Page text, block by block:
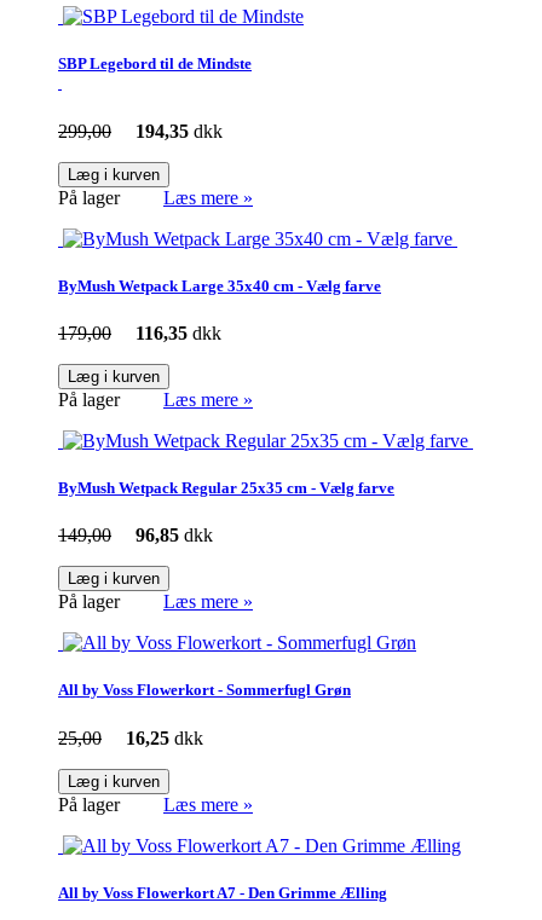
SBP Legebord til de Mindste
299,00 194,35 dkk
Læg i kurven
På lager Læs mere »
ByMush Wetpack Large 35x40 cm - Vælg farve
179,00 116,35 dkk
Læg i kurven
På lager Læs mere »
ByMush Wetpack Regular 25x35 cm - Vælg farve
149,00 96,85 dkk
Læg i kurven
På lager Læs mere »
All by Voss Flowerkort - Sommerfugl Grøn
25,00 16,25 dkk
Læg i kurven
På lager Læs mere »
All by Voss Flowerkort A7 - Den Grimme Ælling